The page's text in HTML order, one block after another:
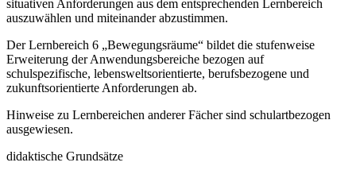
situativen Anforderungen aus dem entsprechenden Lernbereich
auszuwählen und miteinander abzustimmen.
Der Lernbereich 6 „Bewegungsräume“ bildet die stufenweise
Erweiterung der Anwendungsbereiche bezogen auf
schulspezifische, lebensweltsorientierte, berufsbezogene und
zukunftsorientierte Anforderungen ab.
Hinweise zu Lernbereichen anderer Fächer sind schulartbezogen
ausgewiesen.
didaktische Grundsätze